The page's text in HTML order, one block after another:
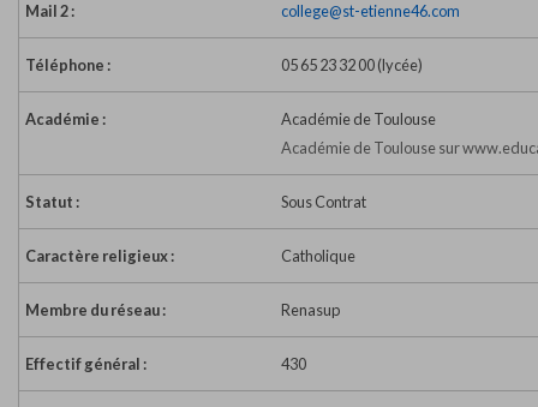
Mail 2 : college@st-etienne46.com
Téléphone : 05 65 23 32 00 (lycée)
Académie :
Académie de Toulouse
Académie de Toulouse sur
Statut : Sous Contrat
Caractère religieux : Catholique
Membre du réseau : Renasup
Effectif général : 430